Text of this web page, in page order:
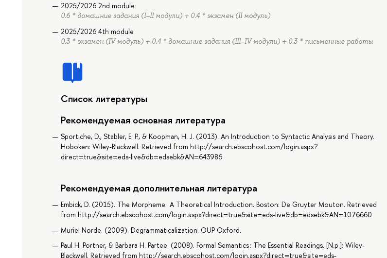
2025/2026 2nd module
0.6 * домашние задания (I–II модули) + 0.4 * экзамен (II модуль)
2025/2026 4th module
0.3 * экзамен (IV модуль) + 0.4 * домашние задания (III–IV модули) + 0.3 * письменные работы
Список литературы
Рекомендуемая основная литература
Sportiche, D., Stabler, E. P., & Koopman, H. J. (2013). An Introduction to Syntactic Analysis and Theory.
Hoboken: Wiley-Blackwell. Retrieved from http://search.ebscohost.com/login.aspx?
direct=true&site=eds-live&db=edsebk&AN=643986
Рекомендуемая дополнительная литература
Embick, D. (2015). The Morpheme : A Theoretical Introduction. Boston: De Gruyter Mouton. Retrieved
from http://search.ebscohost.com/login.aspx?direct=true&site=eds-live&db=edsebk&AN=1076660
Muriel Norde. (2009). Degrammaticalization. OUP Oxford.
Paul H. Portner, & Barbara H. Partee. (2008). Formal Semantics : The Essential Readings. [N.p.]: Wiley-
Blackwell. Retrieved from http://search.ebscohost.com/login.aspx?direct=true&site=eds-